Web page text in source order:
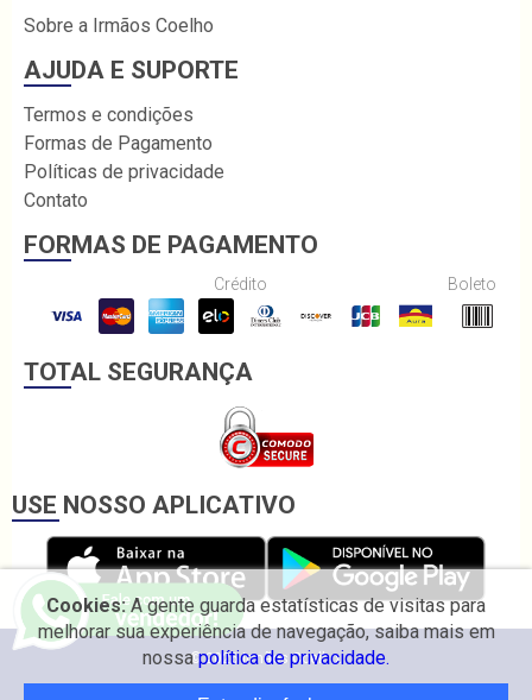
Sobre a Irmãos Coelho
AJUDA E SUPORTE
Termos e condições
Formas de Pagamento
Políticas de privacidade
Contato
FORMAS DE PAGAMENTO
Crédito Boleto
TOTAL SEGURANÇA
USE NOSSO APLICATIVO
Cookies:A gente guarda estatísticas de visitas para
melhorar sua experiência de navegação, saiba mais em
nossapolítica de privacidade.
© 2026 Irmãos Coelho.